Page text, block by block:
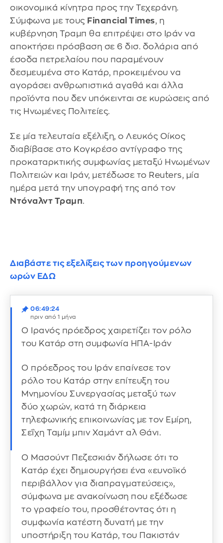
οικονομικά κίνητρα προς την Τεχεράνη.
Σύμφωνα με τους Financial Times, η
κυβέρνηση Τραμπ θα επιτρέψει στο Ιράν να
αποκτήσει πρόσβαση σε 6 δισ. δολάρια από
έσοδα πετρελαίου που παραμένουν
δεσμευμένα στο Κατάρ, προκειμένου να
αγοράσει ανθρωπιστικά αγαθά και άλλα
προϊόντα που δεν υπόκεινται σε κυρώσεις από
τις Ηνωμένες Πολιτείες.
Σε μία τελευταία εξέλιξη, ο Λευκός Οίκος
διαβίβασε στο Κογκρέσο αντίγραφο της
προκαταρκτικής συμφωνίας μεταξύ Ηνωμένων
Πολιτειών και Ιράν, μετέδωσε το Reuters, μία
ημέρα μετά την υπογραφή της από τον
Ντόναλντ Τραμπ.
Διαβάστε τις εξελίξεις των προηγούμενων
ωρών ΕΔΩ
06:49:24
πριν από 1 μήνα
Ο Ιρανός πρόεδρος χαιρετίζει τον ρόλο
του Κατάρ στη συμφωνία ΗΠΑ-Ιράν
Ο πρόεδρος του Ιράν επαίνεσε τον
ρόλο του Κατάρ στην επίτευξη του
Μνημονίου Συνεργασίας μεταξύ των
δύο χωρών, κατά τη διάρκεια
τηλεφωνικής επικοινωνίας με τον Εμίρη,
Σεΐχη Ταμίμ μπιν Χαμάντ αλ Θάνι.
Ο Μασούντ Πεζεσκιάν δήλωσε ότι το
Κατάρ έχει δημιουργήσει ένα «ευνοϊκό
περιβάλλον για διαπραγματεύσεις»,
σύμφωνα με ανακοίνωση που εξέδωσε
το γραφείο του, προσθέτοντας ότι η
συμφωνία κατέστη δυνατή με την
υποστήριξη του Κατάρ, του Πακιστάν